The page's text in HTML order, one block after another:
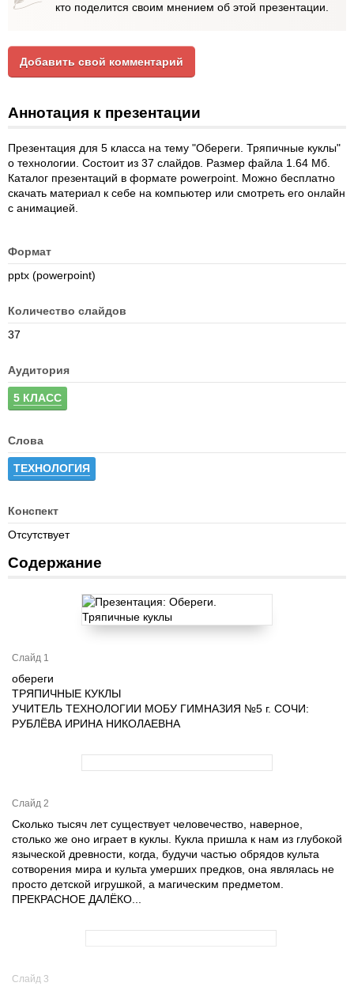
кто поделится своим мнением об этой презентации.
Добавить свой комментарий
Аннотация к презентации
Презентация для 5 класса на тему "Обереги. Тряпичные куклы"
о технологии. Состоит из 37 слайдов. Размер файла 1.64 Мб.
Каталог презентаций в формате powerpoint. Можно бесплатно
скачать материал к себе на компьютер или смотреть его онлайн
с анимацией.
Формат
pptx (powerpoint)
Количество слайдов
37
Аудитория
5 КЛАСС
Слова
ТЕХНОЛОГИЯ
Конспект
Отсутствует
Содержание
Слайд 1
обереги
ТРЯПИЧНЫЕ КУКЛЫ
УЧИТЕЛЬ ТЕХНОЛОГИИ МОБУ ГИМНАЗИЯ №5 г. СОЧИ:
РУБЛЁВА ИРИНА НИКОЛАЕВНА
Слайд 2
Сколько тысяч лет существует человечество, наверное,
столько же оно играет в куклы. Кукла пришла к нам из глубокой
языческой древности, когда, будучи частью обрядов культа
сотворения мира и культа умерших предков, она являлась не
просто детской игрушкой, а магическим предметом.
ПРЕКРАСНОЕ ДАЛЁКО...
Слайд 3